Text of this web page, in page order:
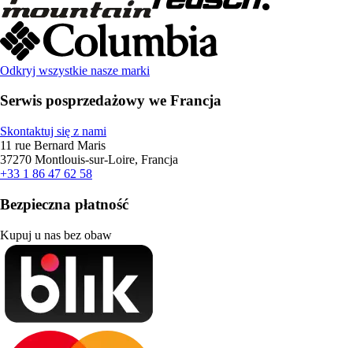
Odkryj wszystkie nasze marki
Serwis posprzedażowy we Francja
Skontaktuj się z nami
11 rue Bernard Maris
37270 Montlouis-sur-Loire, Francja
+33 1 86 47 62 58
Bezpieczna płatność
Kupuj u nas bez obaw